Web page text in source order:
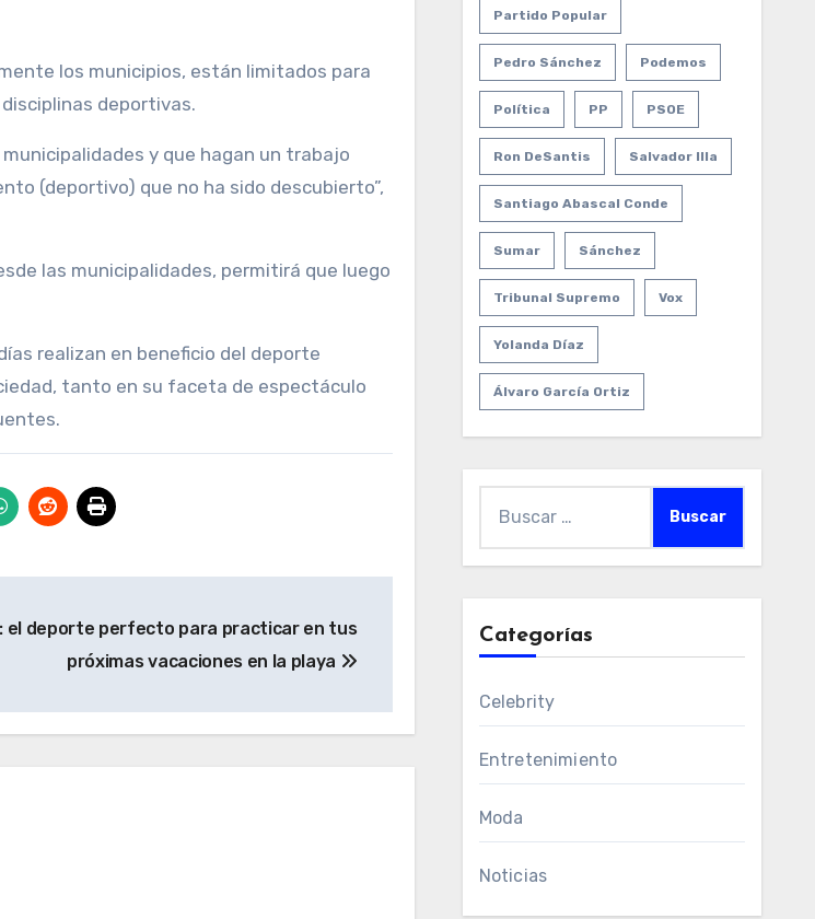
los municipios, están limitados para
deportivas.
y que hagan un trabajo
(deportivo) que no ha sido descubierto”,
las municipalidades, permitirá que luego
realizan en beneficio del deporte
tanto en su faceta de espectáculo
el deporte perfecto para practicar en tus
próximas vacaciones en la playa
Partido Popular
Pedro Sánchez Podemos
Política PP PSOE
Ron DeSantis Salvador Illa
Santiago Abascal Conde
Sumar Sánchez
Tribunal Supremo Vox
Yolanda Díaz
Álvaro García Ortiz
Categorías
Celebrity
Entretenimiento
Moda
Noticias